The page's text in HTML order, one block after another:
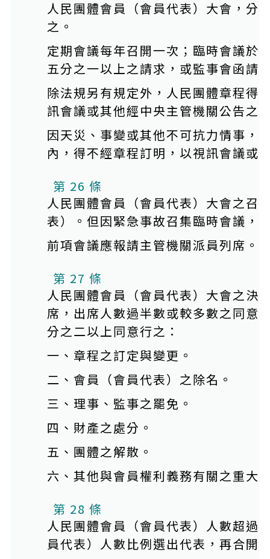
人民團體會員（會員代表）大會，分
之。
定期會議每年召開一次；臨時會議於
五分之一以上之請求，或監事會函請
除法規另有規定外，人民團體章程得
訊會議或其他經中央主管機關公告之
因天災、事變或其他不可抗力情事，
內，得不經章程訂明，以視訊會議或
第 26 條
人民團體會員（會員代表）大會之召
表）。但因緊急事故召集臨時會議，
前項會議應報請主管機關派員列席。
第 27 條
人民團體會員（會員代表）大會之決
席，出席人數過半數或較多數之同意
分之二以上同意行之：
一、章程之訂定與變更。
二、會員（會員代表）之除名。
三、理事、監事之罷免。
四、財產之處分。
五、團體之解散。
六、其他與會員權利義務有關之重大
第 28 條
人民團體會員（會員代表）人數超過
員代表）人數比例選出代表，再合開